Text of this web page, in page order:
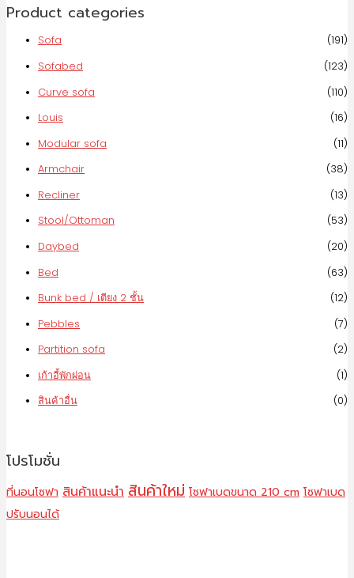
Product categories
Sofa
(191)
Sofabed
(123)
Curve sofa
(110)
Louis
(16)
Modular sofa
(11)
Armchair
(38)
Recliner
(13)
Stool/Ottoman
(53)
Daybed
(20)
Bed
(63)
Bunk bed / เตียง 2 ชั้น
(12)
Pebbles
(7)
Partition sofa
(2)
เก้าอี้พักผ่อน
(1)
สินค้าอื่น
(0)
โปรโมชั่น
ที่นอนโซฟา สินค้าแนะนำ สินค้าใหม่ โซฟาเบดขนาด 210 cm โซฟาเบด
ปรับนอนได้